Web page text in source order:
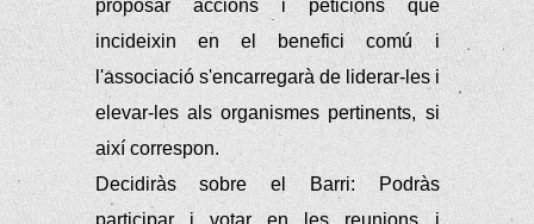
proposar accions i peticions que
incideixin en el benefici comú i
l'associació s'encarregarà de liderar-les i
elevar-les als organismes pertinents, si
així correspon.
Decidiràs sobre el Barri: Podràs
participar i votar en les reunions i